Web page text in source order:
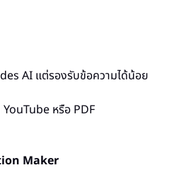
AI แต่รองรับข้อความได้น้อย
หรือ PDF
Maker